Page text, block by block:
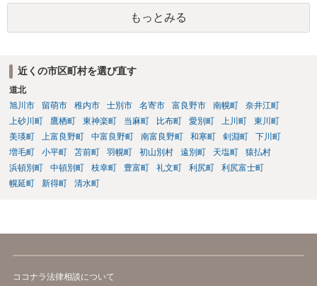
は評価されるべきですが、書面の出来だけで結果が決まるわけではあ
りません。審判委員会は、書面よりも実際のやり取りや和解に向けた
姿勢を重視します。したがって、書面のチェックだけを第三者に依頼
くい可能性があります。 また、仮に審判が出たとしても、相手方が異
議を申し立てれば通常訴訟に移行します。その場合は、改めて訴訟の
主張立証をしなければならず、事実上ゼロからの再スタートとなりま
す。したがって、労働審判の場で和解を成立させることが最も現実的
かつ負担の少ない解決方法です。 本人申立てであっても、できれば労
働法に詳しい弁護士や労働問題に精通した支援者に、書面だけでなく
全体の交渉戦略や和解金の相場などを含めて事前に相談し、サポート
してもらうことが望ましいです。書面が完成した段階で一度でも相談
ります。 労働審判はスピード勝負です。孤立せず、知識と経験のある
もっとみる
近くの市区町村を選び直す
道北
旭川市
留萌市 稚内市 士別市 名寄市 富良野市 南幌町
奈井江町
上砂川町
鷹栖町 東神楽町 当麻町 比布町 愛別町 上川町
東川町
美瑛町
上富良野町 中富良野町 南富良野町 和寒町 剣淵町
下川町
増毛町
小平町 苫前町 羽幌町 初山別村 遠別町 天塩町
猿払村
浜頓別町
中頓別町 枝幸町 豊富町 礼文町 利尻町
利尻富士町
幌延町
新得町 清水町
ココナラ法律相談について